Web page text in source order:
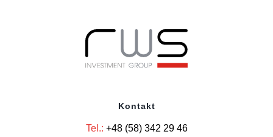
Kontakt
Tel.: +48 (58) 342 29 46